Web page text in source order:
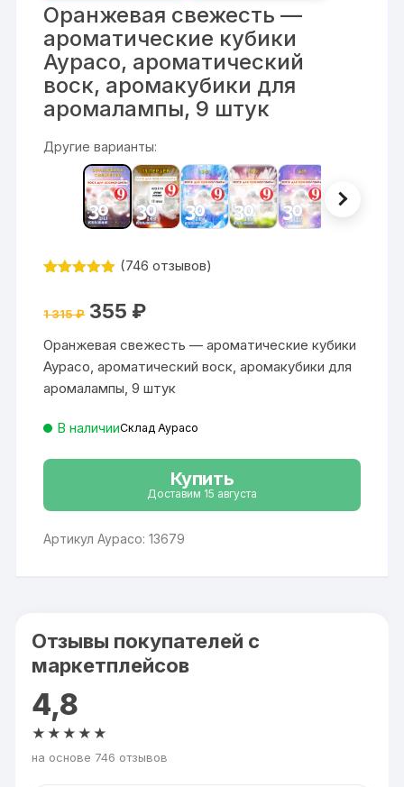
Оранжевая свежесть —
ароматические кубики
Аурасо, ароматический
воск, аромакубики для
аромалампы, 9 штук
Другие варианты:
на основе
пользовате
лей
(746 отзывов)
1 315₽ Первоначальная
цена
1
315 ₽.
355 ₽Текущая
Оранжевая свежесть — ароматические кубики
Аурасо, ароматический воск, аромакубики для
аромалампы, 9 штук
В наличииСклад Аурасо
Купить
Доставим 15 августа
Артикул Аурасо: 13679
Отзывы покупателей с
маркетплейсов
4,8
★★★★★
на основе 746 отзывов